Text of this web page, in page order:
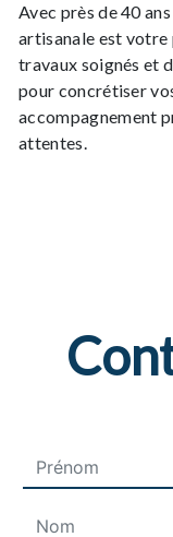
Avec près de 40
artisanale est votre
travaux soignés et
pour concrétiser
accompagnement
attentes.